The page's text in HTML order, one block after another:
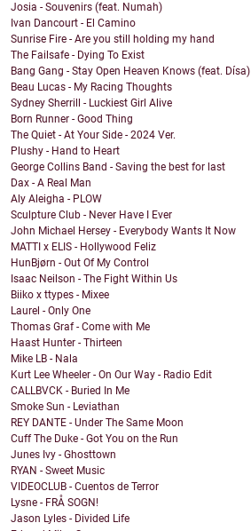
Josia - Souvenirs (feat. Numah)
Ivan Dancourt - El Camino
Sunrise Fire - Are you still holding my hand
The Failsafe - Dying To Exist
Bang Gang - Stay Open Heaven Knows (feat. Dísa)
Beau Lucas - My Racing Thoughts
Sydney Sherrill - Luckiest Girl Alive
Born Runner - Good Thing
The Quiet - At Your Side - 2024 Ver.
Plushy - Hand to Heart
George Collins Band - Saving the best for last
Dax - A Real Man
Aly Aleigha - PLOW
Sculpture Club - Never Have I Ever
John Michael Hersey - Everybody Wants It Now
MATTI x ELIS - Hollywood Feliz
HunBjørn - Out Of My Control
Isaac Neilson - The Fight Within Us
Biiko x ttypes - Mixee
Laurel - Only One
Thomas Graf - Come with Me
Haast Hunter - Thirteen
Mike LB - Nala
Kurt Lee Wheeler - On Our Way - Radio Edit
CALLBVCK - Buried In Me
Smoke Sun - Leviathan
REY DANTE - Under The Same Moon
Cuff The Duke - Got You on the Run
Junes Ivy - Ghosttown
RYAN - Sweet Music
VIDEOCLUB - Cuentos de Terror
Lysne - FRÅ SOGN!
Jason Lyles - Divided Life